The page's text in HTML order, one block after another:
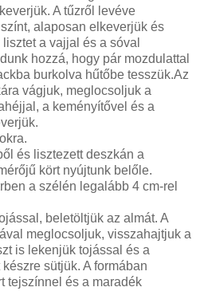
A tűzről levéve
alaposan elkeverjük és
a vajjal és a sóval
hozzá, hogy pár mozdulattal
burkolva hűtőbe tesszük.Az
vágjuk, meglocsoljuk a
a keményítővel és a
és lisztezett deszkán a
kört nyújtunk belőle.
a szélén legalább 4 cm-rel
beletöltjük az almát. A
meglocsoljuk, visszahajtjuk a
is lekenjük tojással és a
sütjük. A formában
tejszínnel és a maradék